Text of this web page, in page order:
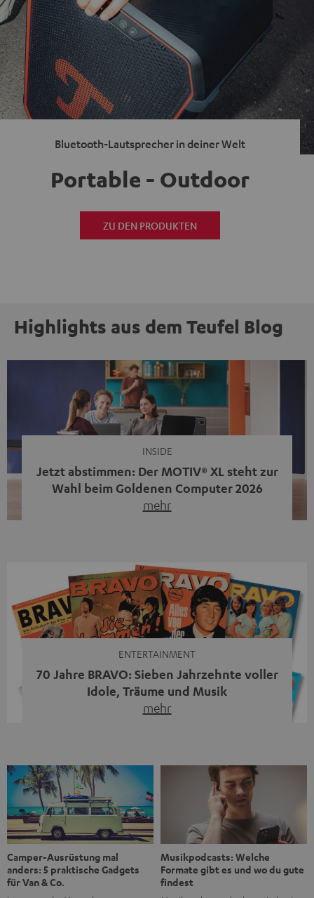
Bluetooth-Lautsprecher in deiner Welt
Portable - Outdoor
ZU DEN PRODUKTEN
Highlights aus dem Teufel Blog
INSIDE
Jetzt abstimmen: Der MOTIV® XL steht zur
Wahl beim Goldenen Computer 2026
mehr
Streaming-System vereint hochwertige HiFi-Technik,
moderne Streaming-Funktionen und hohe Flexibilität in
einem einzigen Gerät – und zeigt, dass man für großen
Sound heute keine klassische HiFi-Anlage mehr braucht.
ENTERTAINMENT
70 Jahre BRAVO: Sieben Jahrzehnte voller
Idole, Träume und Musik
mehr
1956 begleitet das Magazin Jugendliche durch Rock und
Pop, kleine Schwärmereien und große Fragen. Zum 70.
Jubiläum werfen wir einen Blick zurück. Vom Filmheft zur
Jugendmarke: Wie die BRAVO ihren Ton fand Als die […]
Camper-Ausrüstung mal
anders: 5 praktische Gadgets
für Van & Co.
Musikpodcasts: Welche
Formate gibt es und wo du gute
findest